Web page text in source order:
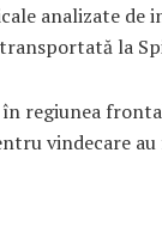
analizate de
la
regiunea
vindecare